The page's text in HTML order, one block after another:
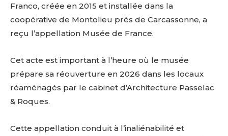
Franco, créée en 2015 et installée dans la
coopérative de Montolieu près de Carcassonne, a
reçu l’appellation Musée de France.
Cet acte est important à l’heure où le musée
prépare sa réouverture en 2026 dans les locaux
réaménagés par le cabinet d’Architecture Passelac
& Roques.
Cette appellation conduit à l’inaliénabilité et